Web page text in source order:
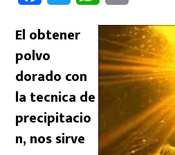
c
e
b
o
o
i
t
r
a
t
s
p
a
i
l
El obtener
polvo
dorado con
la tecnica de
precipitacio
n, nos sirve